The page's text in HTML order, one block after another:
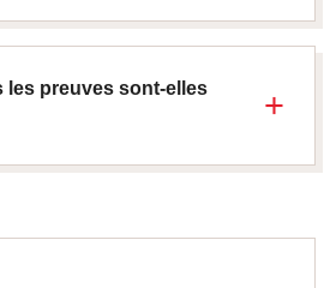
les preuves sont-elles